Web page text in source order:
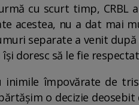
cu scurt timp, CRBL
acestea, nu a dat mai
separate a venit după
își doresc să le fie
inimile împovărate de
o decizie